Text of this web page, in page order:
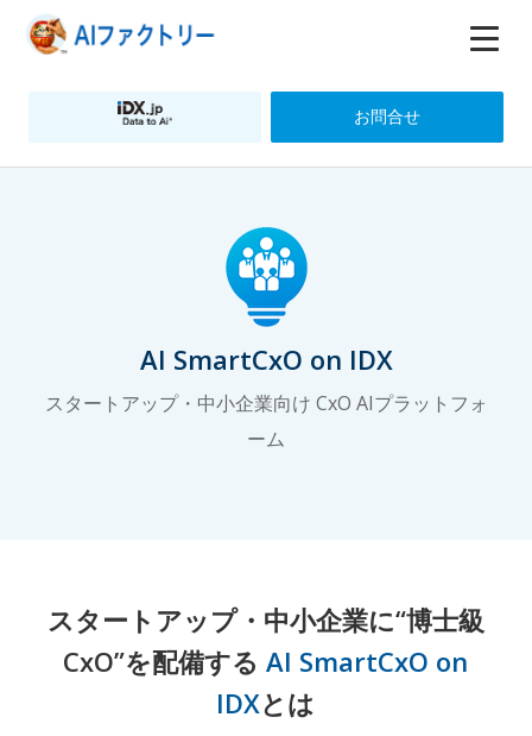
お問合せ
AI SmartCxO on IDX
スタートアップ・中小企業向け CxO AIプラットフォ
ーム
スタートアップ・中小企業に“博士級
CxO”を配備するAI SmartCxO on
IDXとは